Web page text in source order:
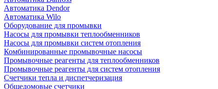
Автоматика Dendor
Автоматика Wilo
Оборудование для промывки
Насосы для промывки теплообменников
Насосы для промывки систем отопления
Комбинированные промывочные насосы
Промывочные реагенты для теплообменников
Промывочные реагенты для систем отопления
Счетчики тепла и диспетчеризация
Общедомовые счетчики